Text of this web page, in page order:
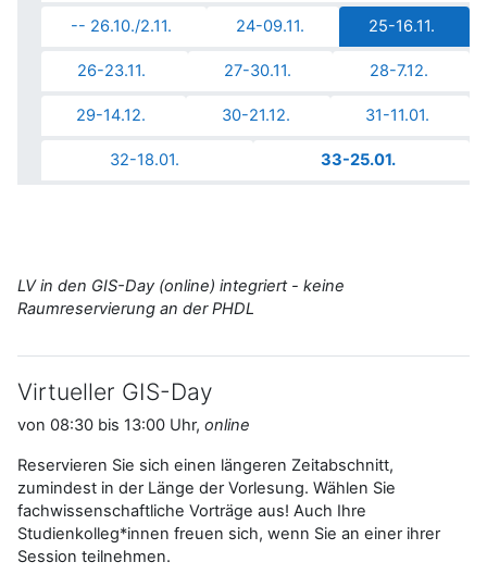
-- 26.10./2.11. 24-09.11. 25-16.11.
26-23.11. 27-30.11. 28-7.12.
29-14.12. 30-21.12. 31-11.01.
32-18.01. 33-25.01.
LV in den GIS-Day (online) integriert - keine
Raumreservierung an der PHDL
Virtueller GIS-Day
von 08:30 bis 13:00 Uhr, online
Reservieren Sie sich einen längeren Zeitabschnitt,
zumindest in der Länge der Vorlesung. Wählen Sie
fachwissenschaftliche Vorträge aus! Auch Ihre
Studienkolleg*innen freuen sich, wenn Sie an einer ihrer
Session teilnehmen.